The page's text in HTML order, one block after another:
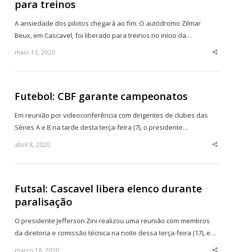
para treinos
A ansiedade dos pilotos chegará ao fim. O autódromo Zilmar
Beux, em Cascavel, foi liberado para treinos no início da…
maio 13, 2020
Futebol: CBF garante campeonatos
Em reunião por videoconferência com dirigentes de clubes das
Séries A e B na tarde desta terça-feira (7), o presidente…
abril 8, 2020
Futsal: Cascavel libera elenco durante
paralisação
O presidente Jefferson Zini realizou uma reunião com membros
da diretoria e comissão técnica na noite dessa terça-feira (17), e…
março 18, 2020